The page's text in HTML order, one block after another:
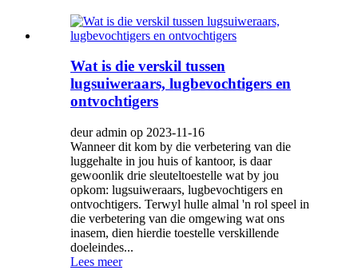
Wat is die verskil tussen
lugsuiweraars, lugbevochtigers en
ontvochtigers
deur admin op 2023-11-16
Wanneer dit kom by die verbetering van die
luggehalte in jou huis of kantoor, is daar
gewoonlik drie sleuteltoestelle wat by jou
opkom: lugsuiweraars, lugbevochtigers en
ontvochtigers. Terwyl hulle almal 'n rol speel in
die verbetering van die omgewing wat ons
inasem, dien hierdie toestelle verskillende
doeleindes...
Lees meer